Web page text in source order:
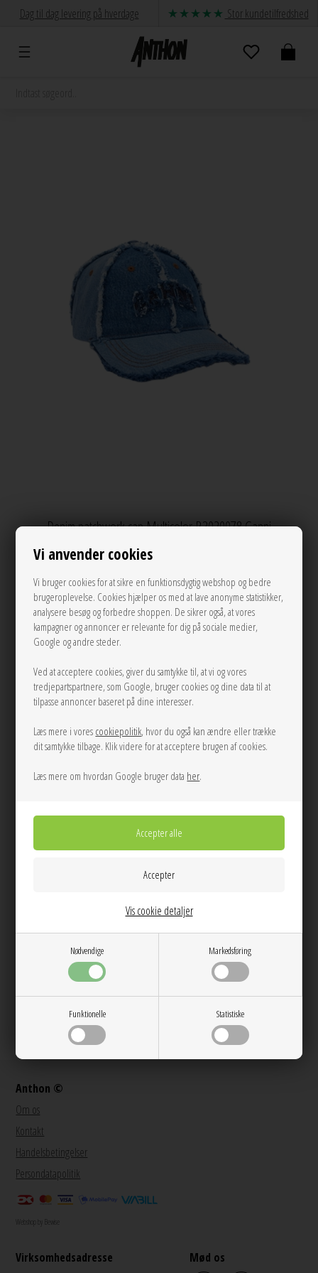
Vi anvender cookies
Vi bruger cookies for at sikre en funktionsdygtig webshop og bedre
brugeroplevelse. Cookies hjælper os med at lave anonyme statistikker,
analysere besøg og forbedre shoppen. De sikrer også, at vores
kampagner og annoncer er relevante for dig på sociale medier,
Google og andre steder.
Ved at acceptere cookies, giver du samtykke til, at vi og vores
tredjepartspartnere, som Google, bruger cookies og dine data til at
tilpasse annoncer baseret på dine interesser.
Læs mere i vores cookiepolitik, hvor du også kan ændre eller trække
dit samtykke tilbage. Klik videre for at acceptere brugen af cookies.
Læs mere om hvordan Google bruger data her.
Nødvendige Markedsføring
Funktionelle Statistiske
Vis cookie detaljer
Dag til dag levering på hverdage Stor kundetilfredshed
Denim patchwork cap Multicolor B3020078 Ganni
Se mere fra Ganni
Før 790,00
553,00DKK
ONE
LÆG I KURVEN
Levering
Dag til dag levering på hverdage
Stor kundetilfredshed
Anthon ©
Om os
Kontakt
Handelsbetingelser
Persondatapolitik
Webshop by Bewise
Virksomhedsadresse
Mød os